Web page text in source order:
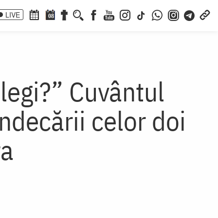
LIVE 08
Cuvântul
celor doi